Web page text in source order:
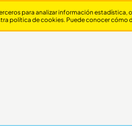
para analizar información
política de cookies. Puede conocer cómo